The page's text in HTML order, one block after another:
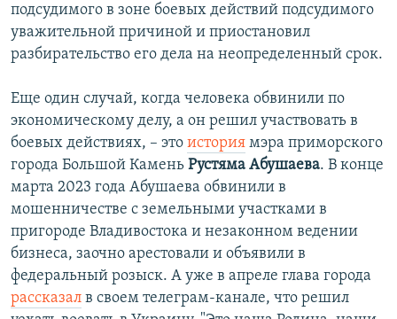
подсудимого в зоне боевых действий подсудимого
уважительной причиной и приостановил
разбирательство его дела на неопределенный срок.
Еще один случай, когда человека обвинили по
экономическому делу, а он решил участвовать в
боевых действиях, – это история мэра приморского
города Большой Камень Рустяма Абушаева. В конце
марта 2023 года Абушаева обвинили в
мошенничестве с земельными участками в
пригороде Владивостока и незаконном ведении
бизнеса, заочно арестовали и объявили в
федеральный розыск. А уже в апреле глава города
рассказал в своем телеграм-канале, что решил